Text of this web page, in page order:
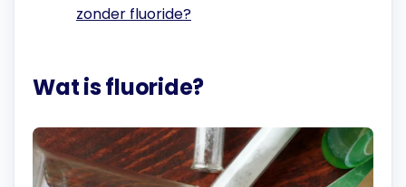
zonder fluoride?
Wat is fluoride?